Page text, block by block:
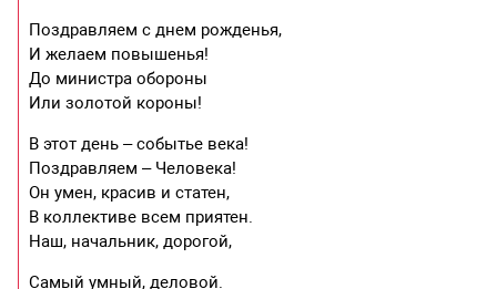
Поздравляем с днем рожденья,
И желаем повышенья!
До министра обороны
Или золотой короны!
В этот день – событье века!
Поздравляем – Человека!
Он умен, красив и статен,
В коллективе всем приятен.
Наш, начальник, дорогой,
Самый умный, деловой.